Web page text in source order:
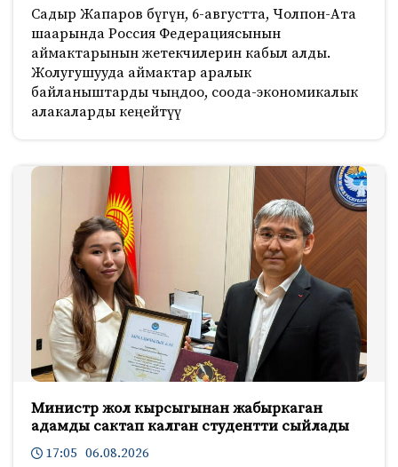
Садыр Жапаров бүгүн, 6-августта, Чолпон-Ата
шаарында Россия Федерациясынын
аймактарынын жетекчилерин кабыл алды.
Жолугушууда аймактар аралык
байланыштарды чыңдоо, соода-экономикалык
алакаларды кеңейтүү
Министр жол кырсыгынан жабыркаган
адамды сактап калган студентти сыйлады
17:05 06.08.2026